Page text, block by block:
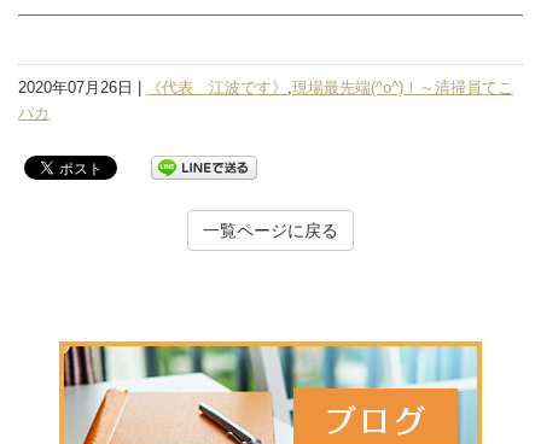
2020年07月26日 | 《代表 江波です》 ,現場最先端(^o^)！～清掃員てこ
パカ
一覧ページに戻る